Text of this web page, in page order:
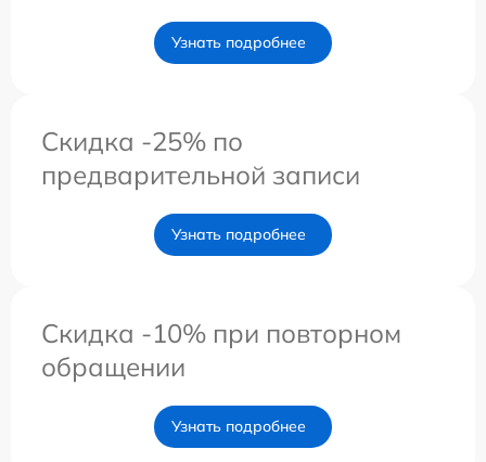
Узнать подробнее
Скидка -25% по
предварительной записи
Узнать подробнее
Скидка -10% при повторном
обращении
Узнать подробнее